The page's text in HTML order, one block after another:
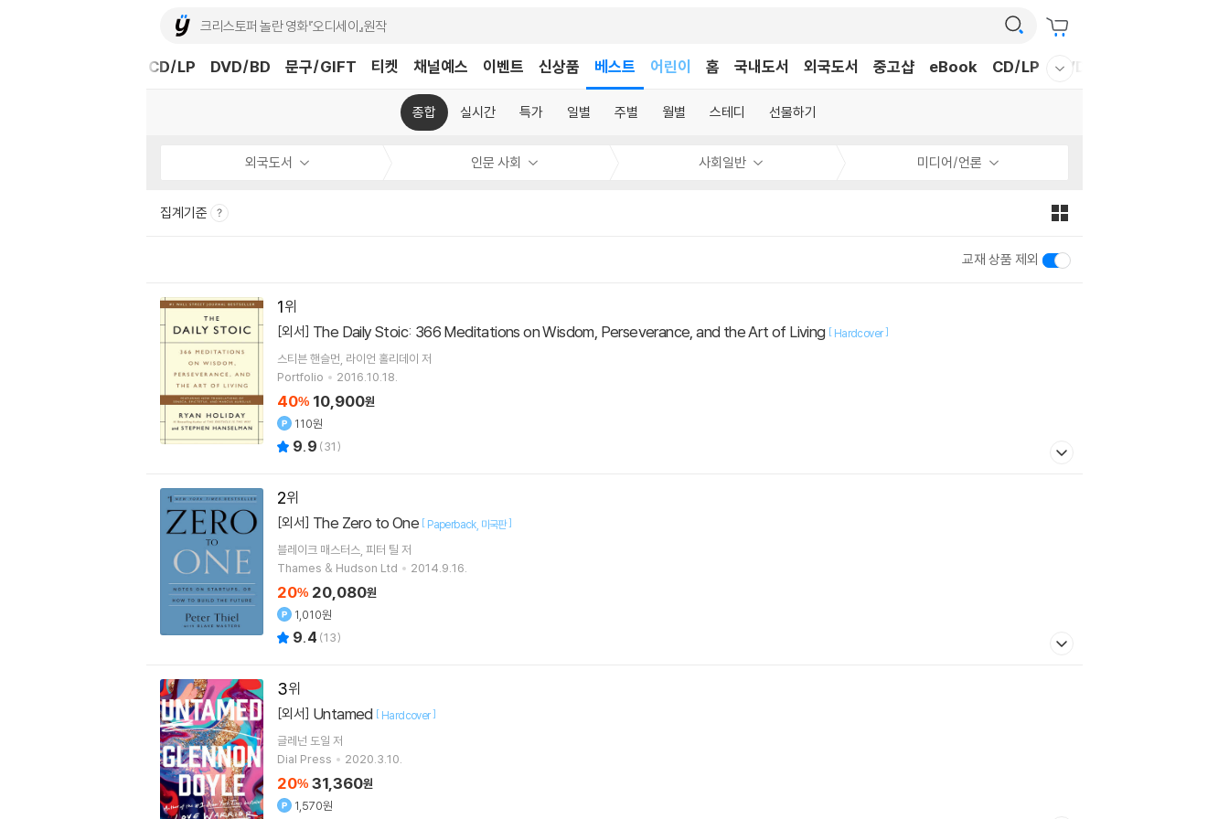
채널예스 이벤트 신상품 베스트
어린이
어린이
홈 국내도서 외국도서 중고샵 eBook CD/LP DVD/BD
CD/LP DVD/BD 문구/GIFT 티켓
종합 실시간 특가 일별 주별 월별 스테디 선물하기
외국도서 인문 사회 사회일반 미디어/언론
집계기준
교재 상품 제외
1
[외서] The Daily Stoic: 366 Meditations on Wisdom, Perseverance, and the Art of Living [ Hardcover]
스티븐 핸슬먼 라이언 홀리데이 저
Portfolio
2016.10.18.
40% 10,900원
110원
9.9 (31)
2
[외서] The Zero to One [ Paperback 미국판]
블레이크 매스터스 피터 틸 저
Thames & Hudson Ltd
2014.9.16.
20% 20,080원
1,010원
9.4 (13)
3
[외서] Untamed [ Hardcover]
글레넌 도일 저
Dial Press
2020.3.10.
20% 31,360원
1,570원